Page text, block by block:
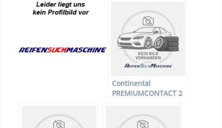
Continental
PREMIUMCONTACT 2
205/50 R17 89Y –
Sommerreifen